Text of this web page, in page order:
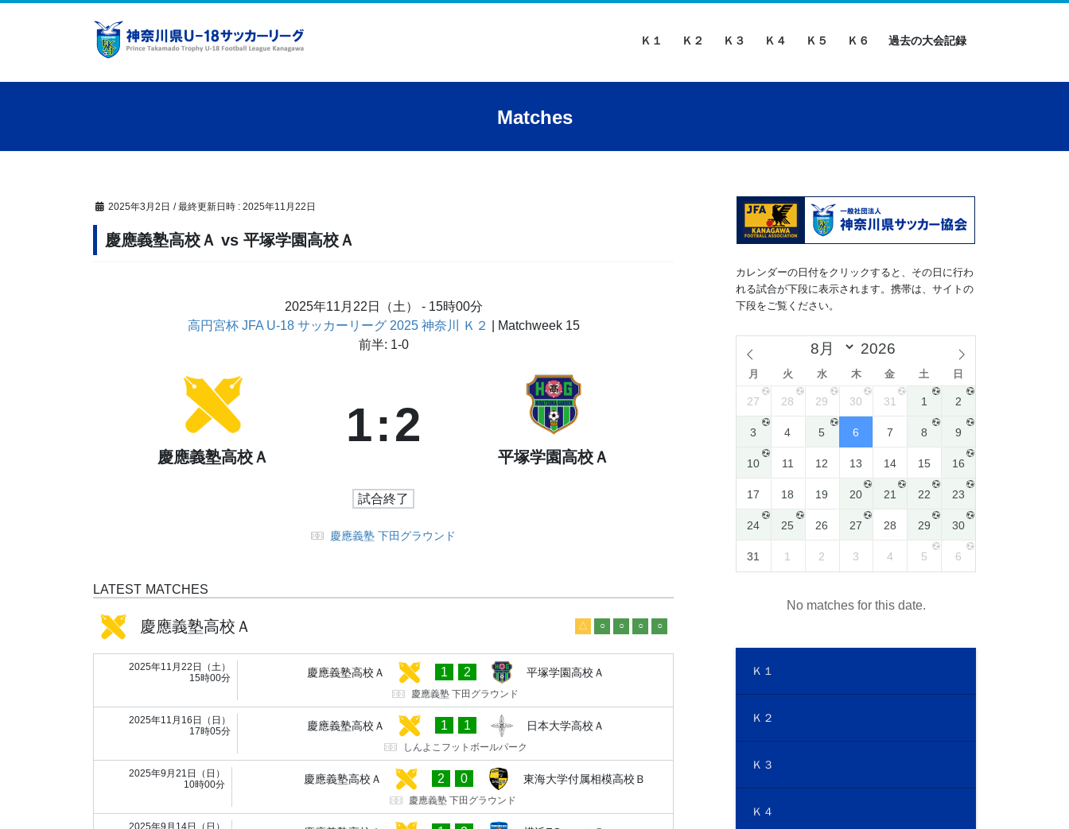
ツ
シ
Ｋ１ Ｋ２ Ｋ３ Ｋ４ Ｋ５ Ｋ６ 過去の大会記録
Matches
2025年3月2日 / 最終更新日時 : 2025年11月22日
慶應義塾高校Ａ vs 平塚学園高校Ａ
2025年11月22日（土） - 15時00分
高円宮杯 JFA U-18 サッカーリーグ 2025 神奈川 Ｋ２
| Matchweek 15
前半: 1-0
慶應義塾高校Ａ
1:2
平塚学園高校Ａ
試合終了
慶應義塾 下田グラウンド
LATEST MATCHES
慶應義塾高校Ａ △ ○ ○ ○ ○
2025年11月22日（土）
15時00分
慶應義塾高校Ａ 1 2 平塚学園高校Ａ
慶應義塾 下田グラウンド
2025年11月16日（日）
17時05分
慶應義塾高校Ａ 1 1 日本大学高校Ａ
しんよこフットボールパーク
2025年9月21日（日）
10時00分
慶應義塾高校Ａ 2 0 東海大学付属相模高校Ｂ
慶應義塾 下田グラウンド
2025年9月14日（日）
カレンダーの日付をクリックすると、その日に行わ
れる試合が下段に表示されます。携帯は、サイトの
下段をご覧ください。
月 火 水 木 金 土 日
27 28 29 30 31 1 2
3 4 5 6 7 8 9
10 11 12 13 14 15 16
17 18 19 20 21 22 23
24 25 26 27 28 29 30
31 1 2 3 4 5 6
No matches for this date.
Ｋ１
Ｋ２
Ｋ３
Ｋ４